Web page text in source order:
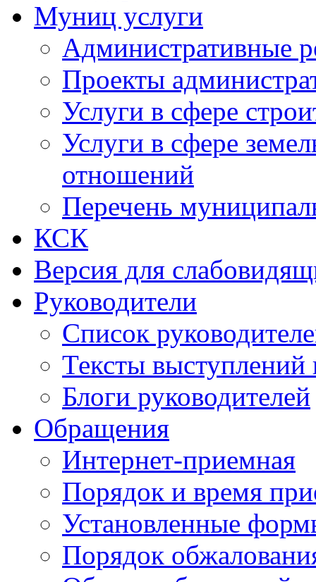
Муниц услуги
Административные
Проекты
Услуги в сфере
Услуги в сфере
отношений
Перечень
КСК
Версия для
Руководители
Список
Тексты выступлений
Блоги руководителей
Обращения
Интернет-приемная
Порядок и время
Установленные
Порядок